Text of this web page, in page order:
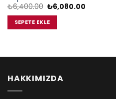
₺6,400.00 Orijinal
fiyat:
₺6,400.00.
₺6,080.00Şu
SEPETE EKLE
HAKKIMIZDA